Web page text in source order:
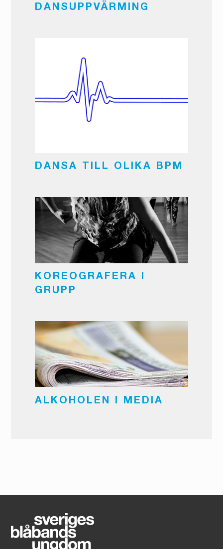
DANSUPPVÄRMING
DANSA TILL OLIKA BPM
KOREOGRAFERA I
GRUPP
ALKOHOLEN I MEDIA